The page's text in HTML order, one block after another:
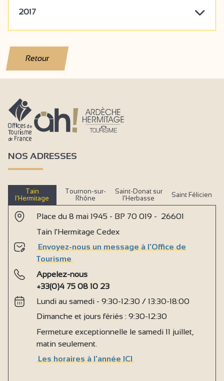
2017
Retour
NOS ADRESSES
Tain
l’Hermitage
Tournon-sur-
Rhône
Saint-Donat sur
l’Herbasse
Saint Félicien
Place du 8 mai 1945 - BP 70 019 - 26601
Tain l'Hermitage Cedex
Envoyez-nous un message à l'Office de
Tourisme
Appelez-nous
+33(0)4 75 08 10 23
Lundi au samedi - 9:30-12:30 / 13:30-18:00
Dimanche et jours fériés : 9:30-12:30
Fermeture exceptionnelle le samedi 11 juillet,
matin seulement.
Les horaires à l'année ICI